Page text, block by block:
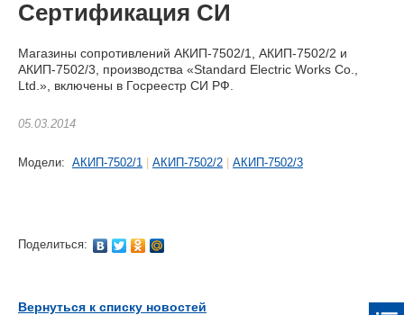
Сертификация СИ
Магазины сопротивлений АКИП-7502/1, АКИП-7502/2 и
АКИП-7502/3, производства «Standard Electric Works Co.,
Ltd.», включены в Госреестр СИ РФ.
05.03.2014
Модели: АКИП-7502/1 АКИП-7502/2 АКИП-7502/3
Поделиться:
Вернуться к списку новостей